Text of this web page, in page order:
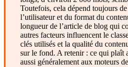
Toutefois, cela dépend toujours
l’utilisateur et du format du
longueur de l’article de blog qui
autres facteurs influencent le
clés utilisés et la qualité du
sur le fond. A retenir : ce qui plaît
aussi généralement aux moteurs